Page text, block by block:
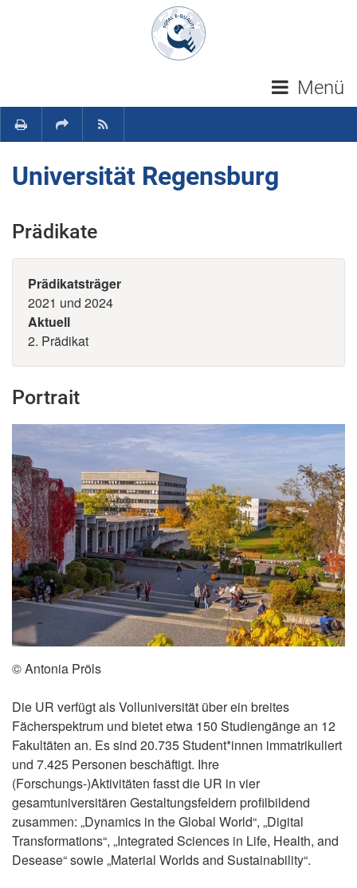
Navigation überspringen
Menü
Universität Regensburg
Prädikate
Prädikatsträger
2021 und 2024
Aktuell
2. Prädikat
Portrait
© Antonia Pröls
Die UR verfügt als Volluniversität über ein breites
Fächerspektrum und bietet etwa 150 Studiengänge an 12
Fakultäten an. Es sind 20.735 Student*innen immatrikuliert
und 7.425 Personen beschäftigt. Ihre
(Forschungs-)Aktivitäten fasst die UR in vier
gesamtuniversitären Gestaltungsfeldern profilbildend
zusammen: „Dynamics in the Global World“, „Digital
Transformations“, „Integrated Sciences in Life, Health, and
Desease“ sowie „Material Worlds and Sustainability“.